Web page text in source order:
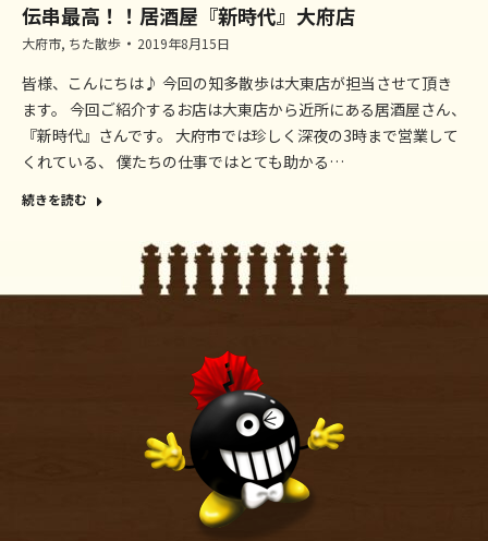
伝串最高！！居酒屋『新時代』大府店
大府市, ちた散歩 2019年8月15日
皆様、こんにちは♪ 今回の知多散歩は大東店が担当させて頂き
ます。 今回ご紹介するお店は大東店から近所にある居酒屋さん、
『新時代』さんです。 大府市では珍しく深夜の3時まで営業して
くれている、 僕たちの仕事ではとても助かる…
続きを読む